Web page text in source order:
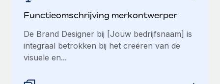
Functieomschrijving merkontwerper
De Brand Designer bij [Jouw bedrijfsnaam] is
integraal betrokken bij het creëren van de
visuele en...